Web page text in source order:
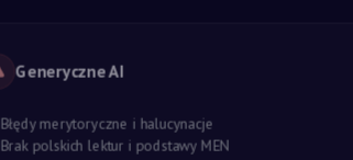
Generyczne AI
Błędy merytoryczne i halucynacje
Brak polskich lektur i podstawy MEN